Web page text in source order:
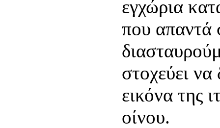
εγχώρια
που απαντά
στοχεύει
εικόνα της
οίνου.